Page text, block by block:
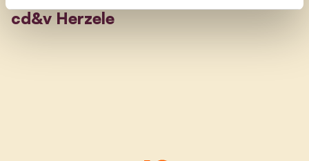
cd&v Herzele